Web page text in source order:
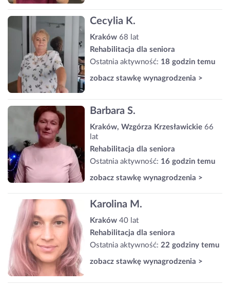
Cecylia K.
Kraków 68 lat
Rehabilitacja dla seniora
Ostatnia aktywność: 18 godzin temu
zobacz stawkę wynagrodzenia >
Barbara S.
Kraków, Wzgórza Krzesławickie 66
lat
Rehabilitacja dla seniora
Ostatnia aktywność: 16 godzin temu
zobacz stawkę wynagrodzenia >
Karolina M.
Kraków 40 lat
Rehabilitacja dla seniora
Ostatnia aktywność: 22 godziny temu
zobacz stawkę wynagrodzenia >